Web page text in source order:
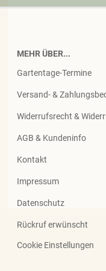
MEHR ÜBER...
Gartentage-Termine
Versand- &
Widerrufsrecht &
AGB & Kundeninfo
Kontakt
Impressum
Datenschutz
Rückruf erwünscht
Cookie Einstellungen